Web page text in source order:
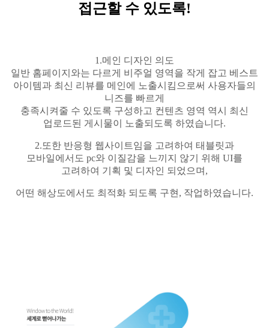
접근할 수 있도록!
1.메인 디자인 의도
일반 홈페이지와는 다르게 비주얼 영역을 작게 잡고 베스트
아이템과 최신 리뷰를 메인에
노출시킴으로써 사용자들의
니즈를 빠르게
충족시켜줄 수 있도록 구성하고 컨텐츠 영역 역시 최신
업로드된 게시물이 노출되도록 하였습니다.
2.또한 반응형 웹사이트임을 고려하여 태블릿과
모바일에서도 pc와 이질감을 느끼지 않기 위해 UI를
고려하여 기획 및 디자인 되었으며 ,
어떤 해상도에서도 최적화 되도록 구현 , 작업하였습니다.